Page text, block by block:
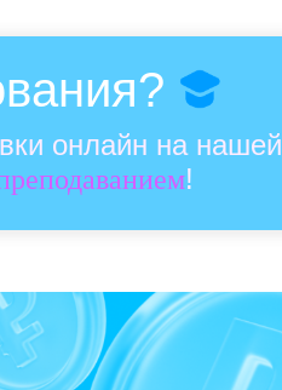
онлайн на нашей
!